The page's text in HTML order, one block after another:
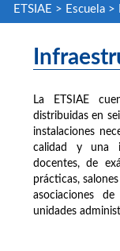
ETSIAE > Escuela>
La ETSIAE
distribuidas en
instalaciones
calidad y una
docentes, de
prácticas,
asociaciones
unidades